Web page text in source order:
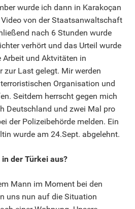
wurde ich dann in Karakoçan
von der Staatsanwaltschaft
nach 6 Stunden wurde
verhört und das Urteil wurde
und Aktvitäten in
zur Last gelegt. Mir werden
Organisation und
Seitdem herrscht gegen mich
Deutschland und zwei Mal pro
der Polizeibehörde melden. Ein
wurde am 24.Sept. abgelehnt.
der Türkei aus?
Mann im Moment bei den
uns nun auf die Situation